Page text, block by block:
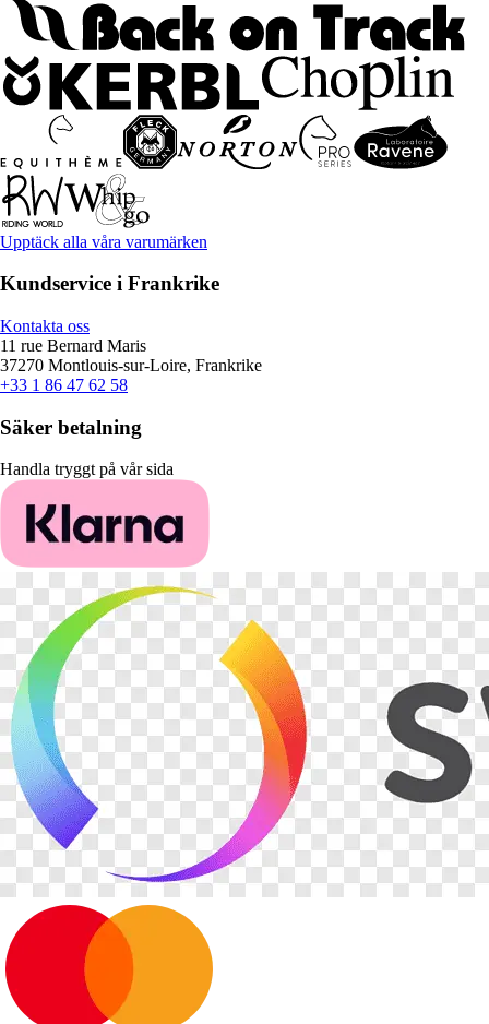
Upptäck alla våra varumärken
Kundservice i Frankrike
Kontakta oss
11 rue Bernard Maris
37270 Montlouis-sur-Loire, Frankrike
+33 1 86 47 62 58
Säker betalning
Handla tryggt på vår sida